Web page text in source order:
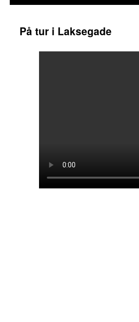
På tur i Laksegade